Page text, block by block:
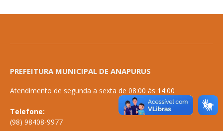
PREFEITURA MUNICIPAL DE ANAPURUS
Atendimento de segunda a sexta de 08:00 às 14:00
Telefone:
(98) 98408-9977